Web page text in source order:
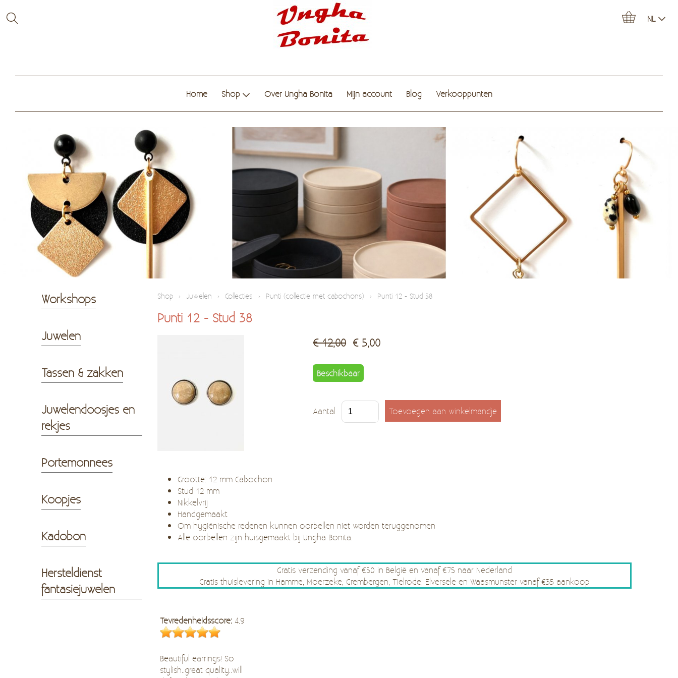
NL
Home Shop Over Ungha Bonita Mijn account Blog Verkooppunten
Workshops
Juwelen
Tassen & zakken
Juwelendoosjes en
rekjes
Portemonnees
Koopjes
Kadobon
Hersteldienst
fantasiejuwelen
Shop › Juwelen › Collecties › Punti (collectie met cabochons) › Punti 12 - Stud 38
Punti 12 - Stud 38
€ 12,00 € 5,00
Beschikbaar
Aantal
Grootte: 12 mm Cabochon
Stud 12 mm
Nikkelvrij
Handgemaakt
Om hygiënische redenen kunnen oorbellen niet worden teruggenomen
Alle oorbellen zijn huisgemaakt bij Ungha Bonita.
Gratis verzending vanaf €50 in België en vanaf €75 naar Nederland
Gratis thuislevering in Hamme, Moerzeke, Grembergen, Tielrode, Elversele en Waasmunster vanaf €35 aankoop
Tevredenheidsscore: 4.9
Beautiful earrings! So
stylish..great quality..will